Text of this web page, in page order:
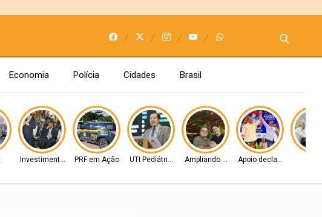
Economia Polícia Cidades Brasil
Investimentos PRF em Ação UTI Pediátrica Ampliando as basesApoio declarado